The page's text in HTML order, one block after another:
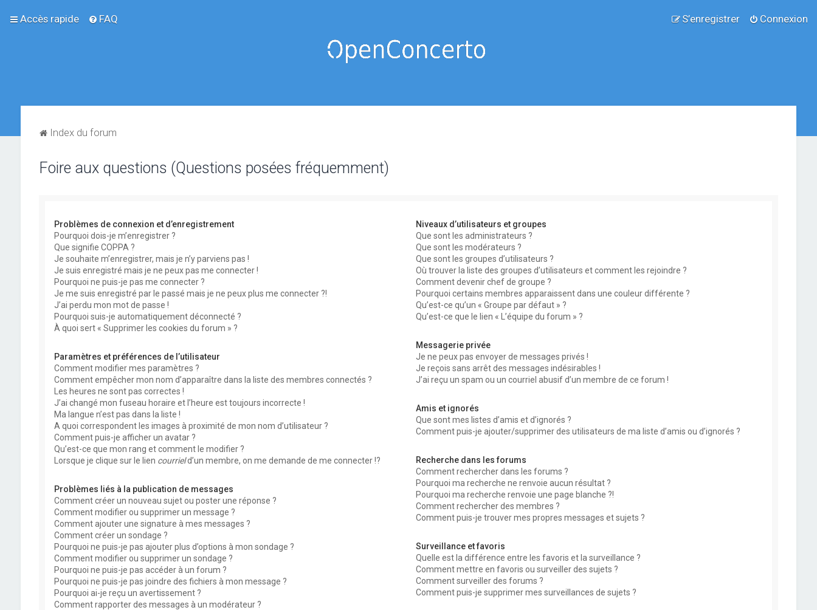
Accès rapide FAQ Connexion
S’enregistrer
Index du forum
Foire aux questions (Questions posées fréquemment)
Problèmes de connexion et d’enregistrement
Pourquoi dois-je m’enregistrer ?
Que signifie COPPA ?
Je souhaite m’enregistrer, mais je n’y parviens pas !
Je suis enregistré mais je ne peux pas me connecter !
Pourquoi ne puis-je pas me connecter ?
Je me suis enregistré par le passé mais je ne peux plus me connecter ?!
J’ai perdu mon mot de passe !
Pourquoi suis-je automatiquement déconnecté ?
À quoi sert « Supprimer les cookies du forum » ?
Paramètres et préférences de l’utilisateur
Comment modifier mes paramètres ?
Comment empêcher mon nom d’apparaître dans la liste des membres connectés ?
Les heures ne sont pas correctes !
J’ai changé mon fuseau horaire et l’heure est toujours incorrecte !
Ma langue n’est pas dans la liste !
A quoi correspondent les images à proximité de mon nom d’utilisateur ?
Comment puis-je afficher un avatar ?
Qu’est-ce que mon rang et comment le modifier ?
Lorsque je clique sur le lien courrield’un membre, on me demande de me connecter !?
Problèmes liés à la publication de messages
Comment créer un nouveau sujet ou poster une réponse ?
Comment modifier ou supprimer un message ?
Comment ajouter une signature à mes messages ?
Comment créer un sondage ?
Pourquoi ne puis-je pas ajouter plus d’options à mon sondage ?
Comment modifier ou supprimer un sondage ?
Pourquoi ne puis-je pas accéder à un forum ?
Pourquoi ne puis-je pas joindre des fichiers à mon message ?
Pourquoi ai-je reçu un avertissement ?
Comment rapporter des messages à un modérateur ?
Niveaux d’utilisateurs et groupes
Que sont les administrateurs ?
Que sont les modérateurs ?
Que sont les groupes d’utilisateurs ?
Où trouver la liste des groupes d’utilisateurs et comment les rejoindre ?
Comment devenir chef de groupe ?
Pourquoi certains membres apparaissent dans une couleur différente ?
Qu’est-ce qu’un « Groupe par défaut » ?
Qu’est-ce que le lien « L’équipe du forum » ?
Messagerie privée
Je ne peux pas envoyer de messages privés !
Je reçois sans arrêt des messages indésirables !
J’ai reçu un spam ou un courriel abusif d’un membre de ce forum !
Amis et ignorés
Que sont mes listes d’amis et d’ignorés ?
Comment puis-je ajouter/supprimer des utilisateurs de ma liste d’amis ou d’ignorés ?
Recherche dans les forums
Comment rechercher dans les forums ?
Pourquoi ma recherche ne renvoie aucun résultat ?
Pourquoi ma recherche renvoie une page blanche ?!
Comment rechercher des membres ?
Comment puis-je trouver mes propres messages et sujets ?
Surveillance et favoris
Quelle est la différence entre les favoris et la surveillance ?
Comment mettre en favoris ou surveiller des sujets ?
Comment surveiller des forums ?
Comment puis-je supprimer mes surveillances de sujets ?